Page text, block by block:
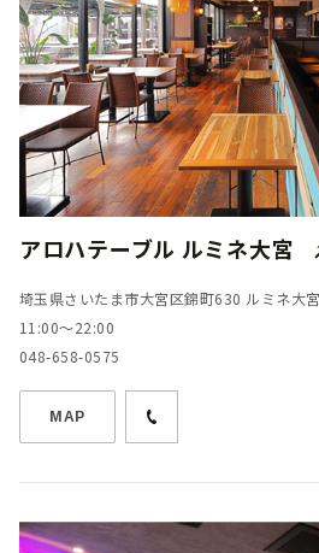
アロハテーブル ルミネ大宮
埼玉県さいたま市大宮区錦町630 ルミネ大
11:00～22:00
048-658-0575
MAP